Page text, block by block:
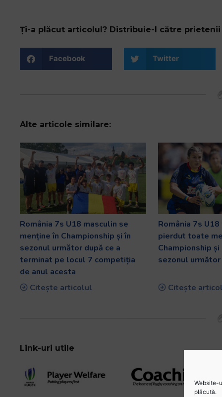
Website-
plăcută.
Ți-a plăcut articolul? Distribuie-l către prietenii
Facebook Twitter
Alte articole similare:
România 7s U18 masculin se
menține în Championship și în
sezonul următor după ce a
terminat pe locul 7 competiția
de anul acesta
Citește articolul
România 7s
pierdut toate
Championship
sezonul următor
Citește
Link-uri utile